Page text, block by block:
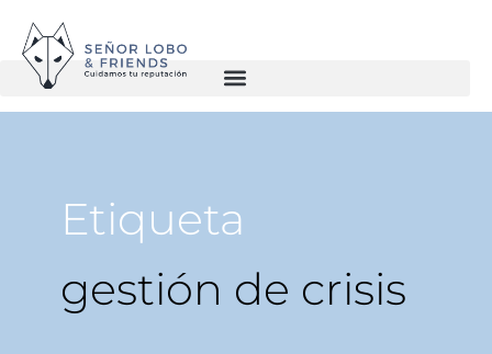
Etiqueta
gestión de crisis